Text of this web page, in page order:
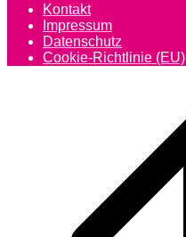
Kontakt
Impressum
Datenschutz
Cookie-Richtlinie (EU)